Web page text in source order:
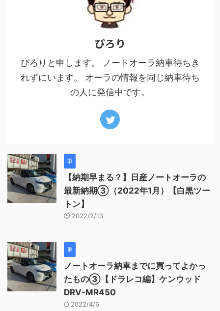
ぴろり
ぴろりと申します。 ノートオーラ納車待ちき
れずにいます。 オーラの情報を同じ納車待ち
の人に発信中です。
車
【納期早まる？】日産ノートオーラの
最新納期③（2022年1月）【白黒ツー
トン】
2022/2/13
車
ノートオーラ納車までに買ってよかっ
たもの③【ドラレコ編】ケンウッド
DRV-MR450
2022/4/6